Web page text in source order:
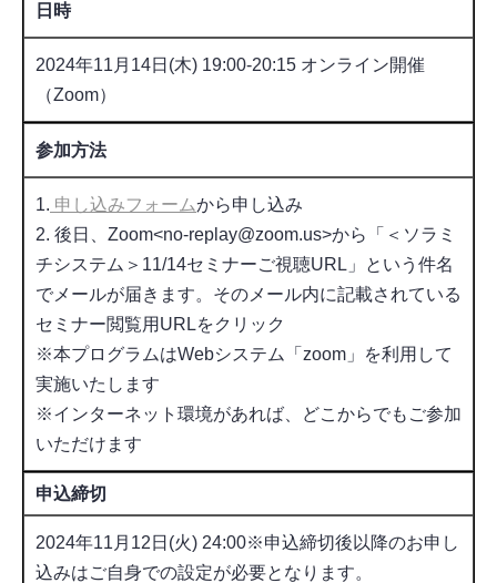
日時
2024年11月14日(木) 19:00-20:15 オンライン開催
（Zoom）
参加方法
1. 申し込みフォームから申し込み
2. 後日、Zoom<no-replay@zoom.us>から「＜ソラミ
チシステム＞11/14セミナーご視聴URL」という件名
でメールが届きます。そのメール内に記載されている
セミナー閲覧用URLをクリック
※本プログラムはWebシステム「zoom」を利用して
実施いたします
※インターネット環境があれば、どこからでもご参加
いただけます
申込締切
2024年11月12日(火) 24:00※申込締切後以降のお申し
込みはご自身での設定が必要となります。